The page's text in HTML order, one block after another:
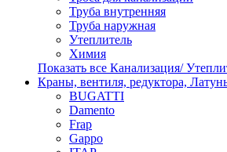
Труба внутренняя
Труба наружная
Утеплитель
Химия
Показать все Канализация/
Краны, вентиля, редуктора,
BUGATTI
Damento
Frap
Gappo